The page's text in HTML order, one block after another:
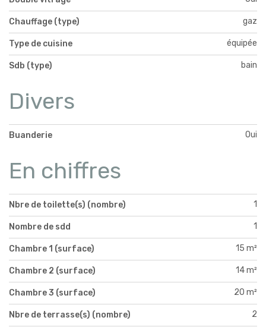
Chauffage (type) gaz
Type de cuisine équipée
Sdb (type) bain
Divers
Buanderie Oui
En chiffres
Nbre de toilette(s) (nombre) 1
Nombre de sdd 1
Chambre 1 (surface) 15 m²
Chambre 2 (surface) 14 m²
Chambre 3 (surface) 20 m²
Nbre de terrasse(s) (nombre) 2